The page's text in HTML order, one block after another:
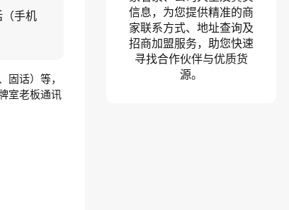
手机
话）等，
室老板通讯
信息，为您提供精准的商
家联系方式、地址查询及
招商加盟服务，助您快速
寻找合作伙伴与优质货
源。